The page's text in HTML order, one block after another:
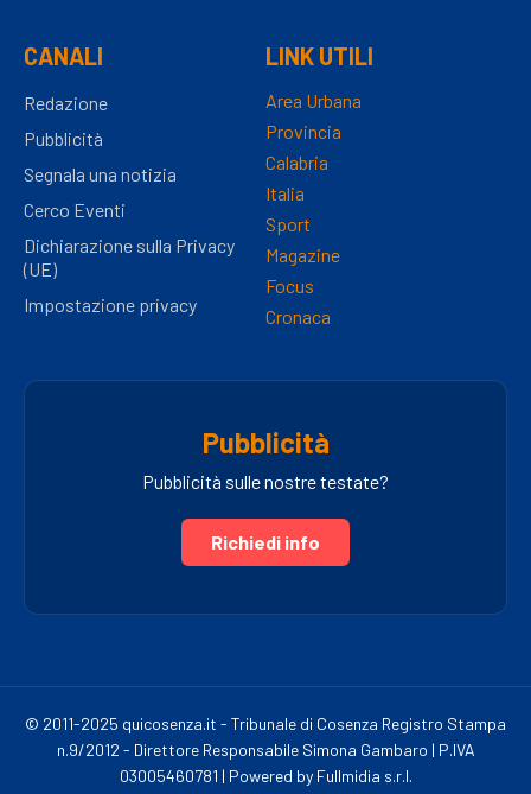
CANALI
Redazione
Pubblicità
Segnala una notizia
Cerco Eventi
Dichiarazione sulla Privacy
(UE)
Impostazione privacy
LINK UTILI
Area Urbana
Provincia
Calabria
Italia
Sport
Magazine
Focus
Cronaca
Pubblicità
Pubblicità sulle nostre testate?
Richiedi info
© 2011-2025 quicosenza.it - Tribunale di Cosenza Registro Stampa
n.9/2012 - Direttore Responsabile Simona Gambaro | P.IVA
03005460781 | Powered by Fullmidia s.r.l.